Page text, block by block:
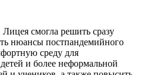
смогла решить сразу
нюансы постпандемийного
среду для
и более неформальной